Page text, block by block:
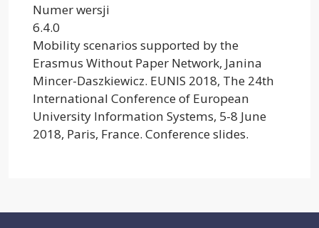
Numer wersji
6.4.0
Mobility scenarios supported by the
Erasmus Without Paper Network, Janina
Mincer-Daszkiewicz. EUNIS 2018, The 24th
International Conference of European
University Information Systems, 5-8 June
2018, Paris, France. Conference slides.